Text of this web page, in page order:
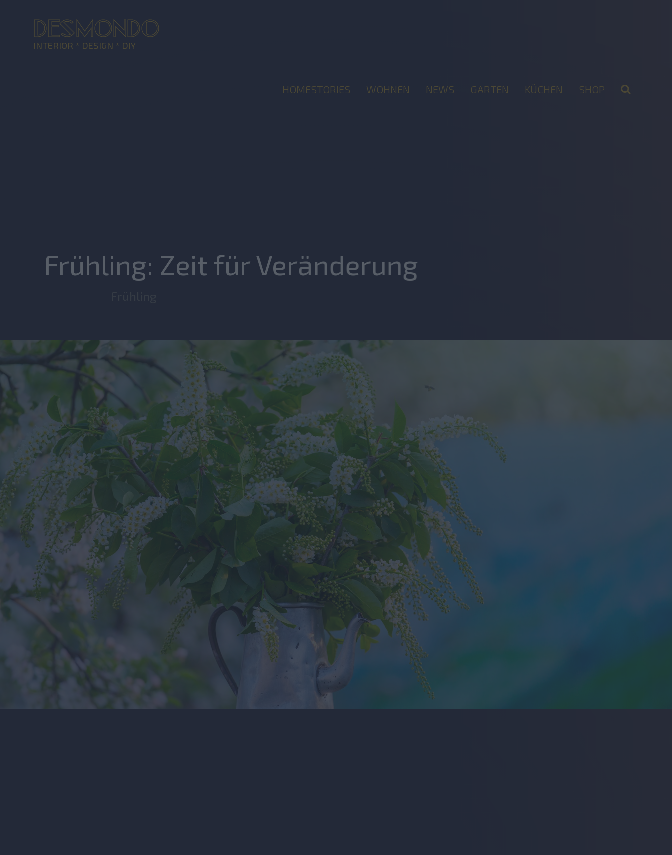
DESMONDO
INTERIOR * DESIGN * DIY
HOMESTORIES WOHNEN NEWS GARTEN KÜCHEN SHOP 2
Frühling: Zeit für Veränderung